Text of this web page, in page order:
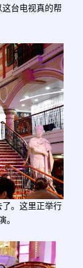
台电视真的帮
。这里正举行